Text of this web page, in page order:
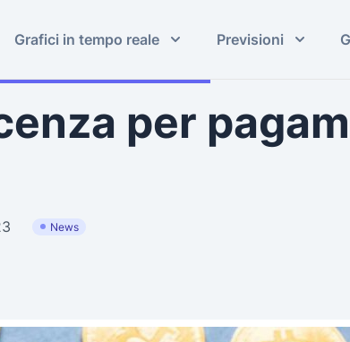
Grafici in tempo reale Previsioni
per
News